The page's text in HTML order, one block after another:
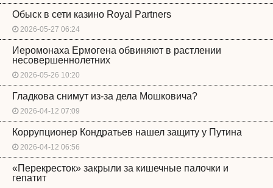
Обыск в сети казино Royal Partners
2026-05-27 06:24
Иеромонаха Ермогена обвиняют в растлении
несовершеннолетних
2026-05-26 10:20
Гладкова снимут из-за дела Мошковича?
2026-04-12 07:09
Коррупционер Кондратьев нашел защиту у Путина
2026-04-12 06:56
«Перекресток» закрыли за кишечные палочки и
гепатит